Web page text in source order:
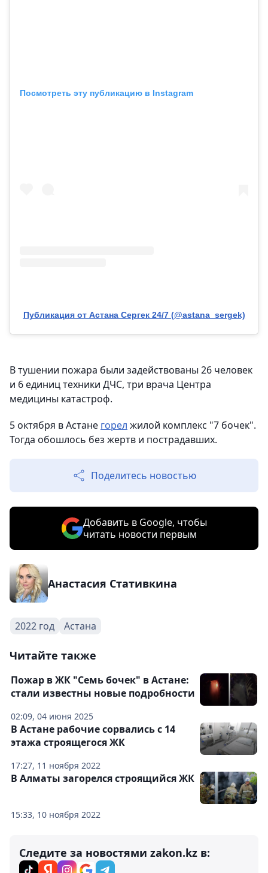
Посмотреть эту публикацию в Instagram
Публикация от Астана Сергек 24/7 (@astana_sergek)
В тушении пожара были задействованы 26 человек
и 6 единиц техники ДЧС, три врача Центра
медицины катастроф.
5 октября в Астане горел жилой комплекс "7 бочек".
Тогда обошлось без жертв и пострадавших.
Поделитесь новостью
Добавить в Google, чтобы
читать новости первым
Анастасия Стативкина
2022 год Астана
Читайте также
02:09, 04 июня 2025
Пожар в ЖК "Семь бочек" в Астане:
стали известны новые подробности
17:27, 11 ноября 2022
В Астане рабочие сорвались с 14
этажа строящегося ЖК
15:33, 10 ноября 2022
В Алматы загорелся строящийся ЖК
Следите за новостями zakon.kz в: